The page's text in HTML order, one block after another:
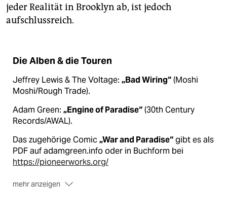
jeder Realität in Brooklyn ab, ist jedoch
aufschlussreich.
Die Alben & die Touren
Jeffrey Lewis & The Voltage: „Bad Wiring“(Moshi
Moshi/Rough Trade).
Adam Green: „Engine of Paradise“(30th Century
Records/AWAL).
Das zugehörige Comic„War and Paradise“gibt es als
PDF auf adamgreen.info oder in Buchform bei
https://pioneerworks.org/
mehr anzeigen